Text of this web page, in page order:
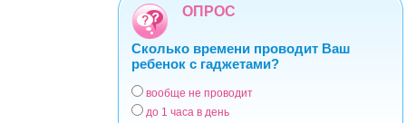
ОПРОС
Сколько времени проводит Ваш
ребенок с гаджетами?
Варианты
вообще не проводит
до 1 часа в день